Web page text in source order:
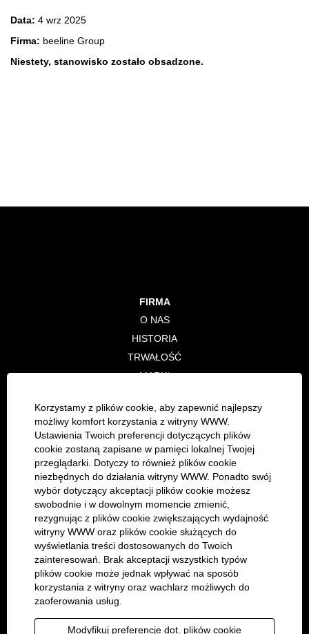
Korzystamy z plików cookie, aby zapewnić najlepszy
możliwy komfort korzystania z witryny WWW.
Ustawienia Twoich preferencji dotyczących plików
cookie zostaną zapisane w pamięci lokalnej Twojej
przeglądarki. Dotyczy to również plików cookie
niezbędnych do działania witryny WWW. Ponadto swój
wybór dotyczący akceptacji plików cookie możesz
swobodnie i w dowolnym momencie zmienić,
rezygnując z plików cookie zwiększających wydajność
witryny WWW oraz plików cookie służących do
wyświetlania treści dostosowanych do Twoich
zainteresowań. Brak akceptacji wszystkich typów
plików cookie może jednak wpływać na sposób
korzystania z witryny oraz wachlarz możliwych do
zaoferowania usług.
Modyfikuj preferencje dot. plików cookie
Data: 4 wrz 2025
Firma: beeline Group
Niestety, stanowisko zostało obsadzone.
FIRMA
O NAS
HISTORIA
TRWAŁOŚĆ
MARKI
PARTNERZY BIZNESOWI
E-COMMERCE
CONCESSIONS
PRAWNY
IMPRESSUM
OCHRONA DANYCH OSOBOWYCH
PROCEDURA ZGŁASZANIA NARUSZEŃ
WEWNĘTRZNYCH
COOKIE CONSENT MANAGER
KARIERA
OFERTY PRACY
RECRUITING